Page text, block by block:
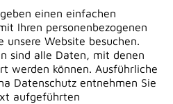
einen einfachen
Ihren personenbezogenen
unsere Website besuchen.
sind alle Daten, mit denen
werden können. Ausführliche
Datenschutz entnehmen Sie
aufgeführten